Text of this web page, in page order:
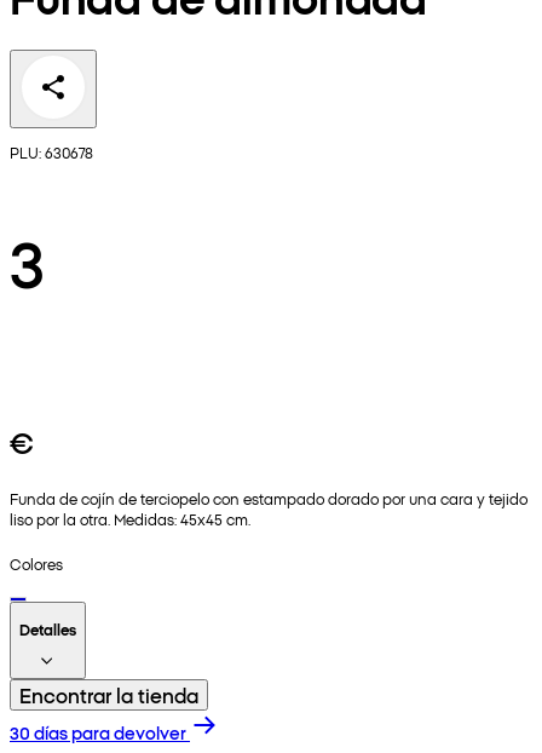
PLU: 630678
3
€
Funda de cojín de terciopelo con estampado dorado por una cara y tejido
liso por la otra. Medidas: 45x45 cm.
Colores
Detalles
Encontrar la tienda
30 días para devolver